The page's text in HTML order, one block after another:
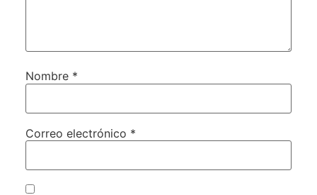
Nombre *
Correo electrónico *